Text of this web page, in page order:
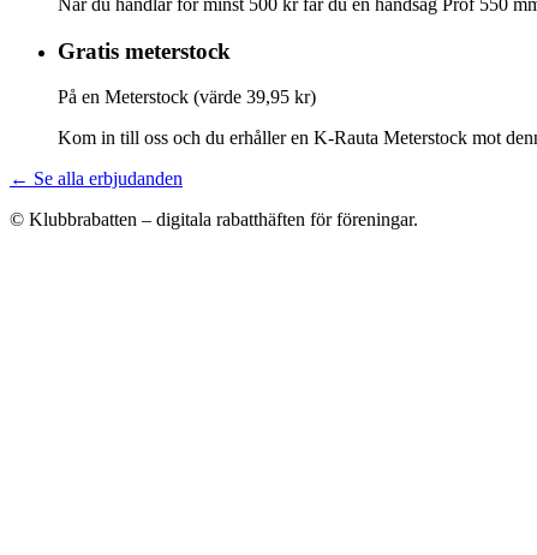
Gratis meterstock
På en Meterstock (värde 39,95 kr)
Kom in till oss och du erhåller en K-Rauta Meterstock mot
← Se alla erbjudanden
© Klubbrabatten – digitala rabatthäften för föreningar.